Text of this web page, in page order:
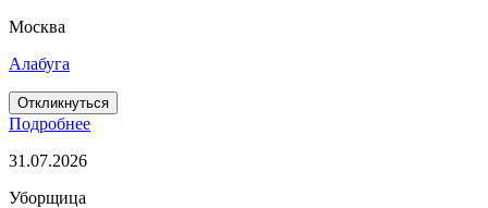
Москва
Алабуга
Откликнуться
Подробнее
31.07.2026
Уборщица